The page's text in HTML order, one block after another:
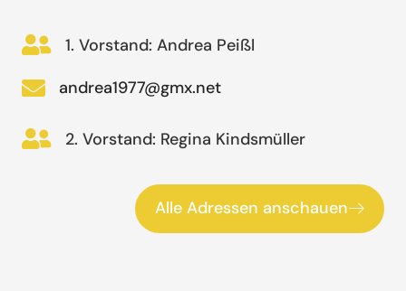
1. Vorstand: Andrea Peißl
andrea1977@gmx.net
2. Vorstand: Regina Kindsmüller
Alle Adressen anschauen